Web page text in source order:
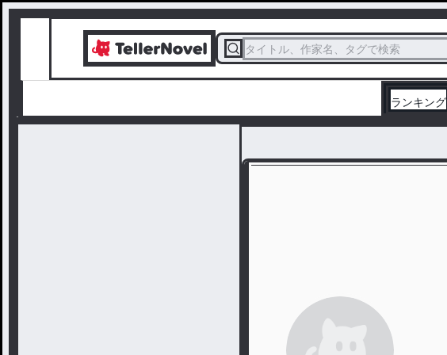
タイトル、作家名、タグで検索
ランキング